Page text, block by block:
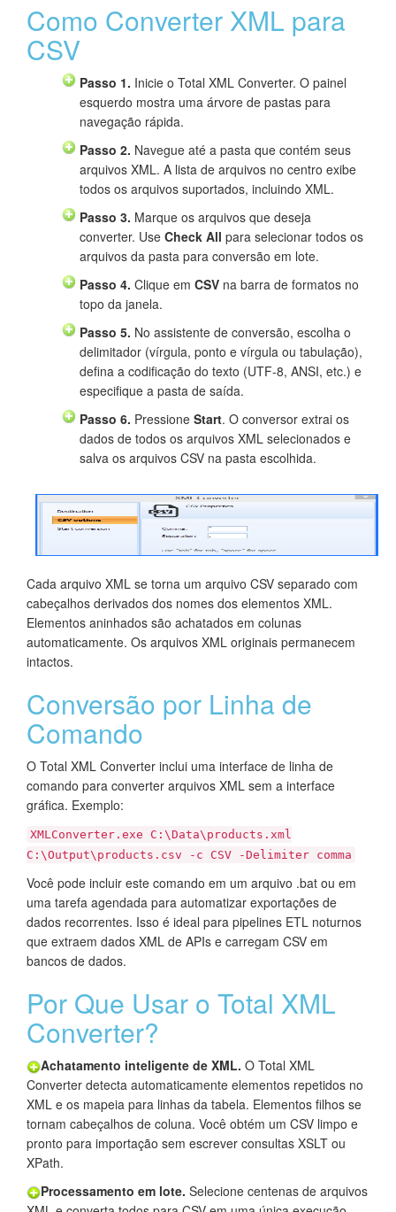
Como Converter XML para
CSV
Passo 1. Inicie o Total XML Converter. O painel
esquerdo mostra uma árvore de pastas para
navegação rápida.
Passo 2. Navegue até a pasta que contém seus
arquivos XML. A lista de arquivos no centro exibe
todos os arquivos suportados, incluindo XML.
Passo 3. Marque os arquivos que deseja
converter. Use Check All para selecionar todos os
arquivos da pasta para conversão em lote.
Passo 4. Clique em CSV na barra de formatos no
topo da janela.
Passo 5. No assistente de conversão, escolha o
delimitador (vírgula, ponto e vírgula ou tabulação),
defina a codificação do texto (UTF-8, ANSI, etc.) e
especifique a pasta de saída.
Passo 6. Pressione Start. O conversor extrai os
dados de todos os arquivos XML selecionados e
salva os arquivos CSV na pasta escolhida.
Cada arquivo XML se torna um arquivo CSV separado com
cabeçalhos derivados dos nomes dos elementos XML.
Elementos aninhados são achatados em colunas
automaticamente. Os arquivos XML originais permanecem
intactos.
Conversão por Linha de
Comando
O Total XML Converter inclui uma interface de linha de
comando para converter arquivos XML sem a interface
gráfica. Exemplo:
XMLConverter.exe C:\Data\products.xml
C:\Output\products.csv -c CSV -Delimiter comma
Você pode incluir este comando em um arquivo .bat ou em
uma tarefa agendada para automatizar exportações de
dados recorrentes. Isso é ideal para pipelines ETL noturnos
que extraem dados XML de APIs e carregam CSV em
bancos de dados.
Por Que Usar o Total XML
Converter?
Achatamento inteligente de XML. O Total XML
Converter detecta automaticamente elementos repetidos no
XML e os mapeia para linhas da tabela. Elementos filhos se
tornam cabeçalhos de coluna. Você obtém um CSV limpo e
pronto para importação sem escrever consultas XSLT ou
XPath.
Processamento em lote. Selecione centenas de arquivos